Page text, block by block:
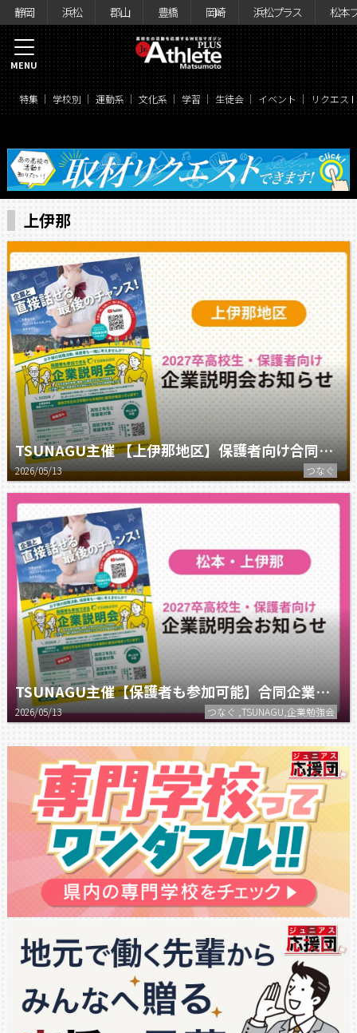
静岡 浜松 郡山 豊橋 岡崎 浜松プラス 松本
特集 学校別 運動系 文化系 学習 生徒会 イベント リクエス
MENU
上伊那
TSUNAGU主催 【上伊那地区】保護者向け合同企業説明会のお知らせ
2026/05/13 つなぐ
TSUNAGU主催【保護者も参加可能】合同企業説明会のお知らせ
2026/05/13 つなぐ ,TSUNAGU,企業勉強会